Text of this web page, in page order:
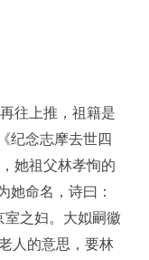
往上推，祖籍是
纪念志摩去世四
她祖父林孝恂的
她命名，诗曰：
室之妇。大姒嗣徽
人的意思，要林